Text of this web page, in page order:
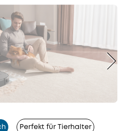
Perfekt für Tierhalter